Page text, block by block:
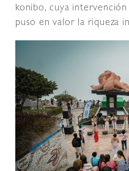
konibo, cuya
puso en valor la riqueza